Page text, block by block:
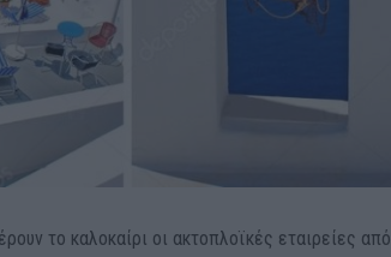
το καλοκαίρι οι ακτοπλοϊκές εταιρείες από